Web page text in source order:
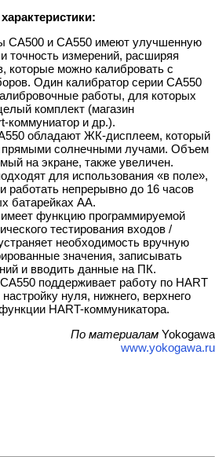
CA500 и CA550 имеют улучшенную
точность измерений, расширяя
которые можно калибровать с
Один калибратор серии CA550
работы, для которых
комплект (магазин
коммуниатор и др.).
обладают ЖК-дисплеем, который
прямыми солнечными лучами. Объем
на экране, также увеличен.
для использования «в поле»,
работать непрерывно до 16 часов
батарейках АА.
функцию программируемой
тестирования входов /
необходимость вручную
значения, записывать
и вводить данные на ПК.
поддерживает работу по HART
нуля, нижнего, верхнего
HART-коммуникатора.
По материалам Yokogawa
www.yokogawa.ru